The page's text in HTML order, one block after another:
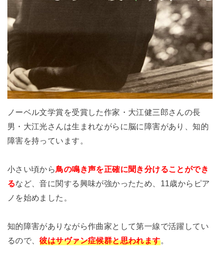
ノーベル文学賞を受賞した作家・大江健三郎さんの長
男・大江光さんは生まれながらに脳に障害があり、知的
障害を持っています。
小さい頃から鳥の鳴き声を正確に聞き分けることができ
るなど、音に関する興味が強かったため、11歳からピア
ノを始めました。
知的障害がありながら作曲家として第一線で活躍してい
るので、彼はサヴァン症候群と思われます。